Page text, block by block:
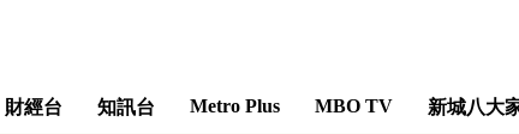
財經台 知訊台 Metro Plus MBO TV 新城八大